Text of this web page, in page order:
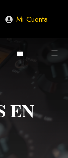
Mi Cuenta
EN